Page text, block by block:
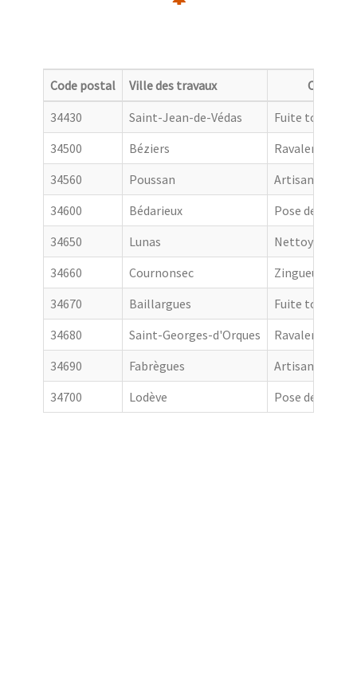
Code postal Ville des travaux
34430
Saint-Jean-de-Védas
Fuite toiture
34500
Béziers
Ravalement
34560
Poussan
Artisan
34600
Bédarieux
Pose de
34650
Lunas
Nettoyage de
34660
Cournonsec
Zingueur
34670
Baillargues
Fuite toiture
34680
Saint-Georges-d'Orques
Ravalement
34690
Fabrègues
Artisan
34700
Lodève Pose de